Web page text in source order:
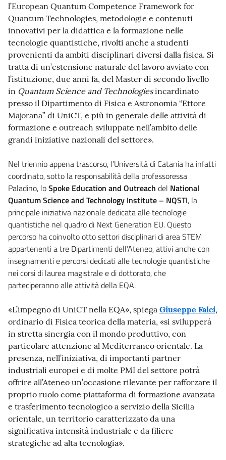
l’European Quantum Competence Framework for
Quantum Technologies, metodologie e contenuti
innovativi per la didattica e la formazione nelle
tecnologie quantistiche, rivolti anche a studenti
provenienti da ambiti disciplinari diversi dalla fisica. Si
tratta di un’estensione naturale del lavoro avviato con
l’istituzione, due anni fa, del Master di secondo livello
in Quantum Science and Technologiesincardinato
presso il Dipartimento di Fisica e Astronomia “Ettore
Majorana” di UniCT, e più in generale delle attività di
formazione e outreach sviluppate nell’ambito delle
grandi iniziative nazionali del settore».
Nel triennio appena trascorso, l’Università di Catania ha infatti
coordinato, sotto la responsabilità della professoressa
Paladino, loSpoke Education and Outreach del National
Quantum Science and Technology Institute – NQSTI, la
principale iniziativa nazionale dedicata alle tecnologie
quantistiche nel quadro di Next Generation EU. Questo
percorso ha coinvolto otto settori disciplinari di area STEM
appartenenti a tre Dipartimenti dell’Ateneo, attivi anche con
insegnamenti e percorsi dedicati alle tecnologie quantistiche
nei corsi di laurea magistrale e di dottorato, che
parteciperanno alle attività della EQA.
«L’impegno di UniCT nella EQA», spiega Giuseppe Falci,
ordinario di Fisica teorica della materia, «si svilupperà
in stretta sinergia con il mondo produttivo, con
particolare attenzione al Mediterraneo orientale. La
presenza, nell’iniziativa, di importanti partner
industriali europei e di molte PMI del settore potrà
offrire all’Ateneo un’occasione rilevante per rafforzare il
proprio ruolo come piattaforma di formazione avanzata
e trasferimento tecnologico a servizio della Sicilia
orientale, un territorio caratterizzato da una
significativa intensità industriale e da filiere
strategiche ad alta tecnologia».